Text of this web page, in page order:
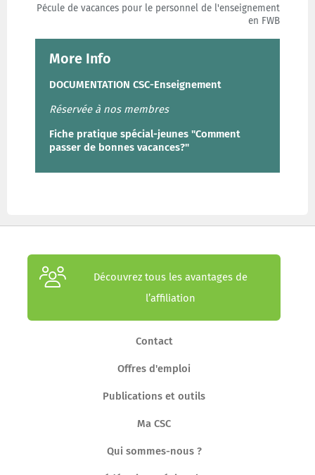
Pécule de vacances pour le personnel de l'enseignement
en FWB
More Info
DOCUMENTATION CSC-Enseignement
Réservée à nos membres
Fiche pratique spécial-jeunes "Comment
passer de bonnes vacances?"
Découvrez tous les avantages de
l’affiliation
Contact
Offres d'emploi
Publications et outils
Ma CSC
Qui sommes-nous ?